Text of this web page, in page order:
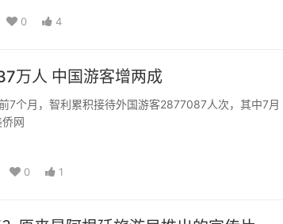
0 4
万人 中国游客增两成
7个月，智利累积接待外国游客2877087人次，其中7月
网
0 1